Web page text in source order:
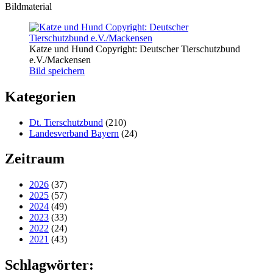
Bildmaterial
Katze und Hund Copyright: Deutscher Tierschutzbund
e.V./Mackensen
Bild speichern
Kategorien
Dt. Tierschutzbund (210)
Landesverband Bayern (24)
Zeitraum
2026 (37)
2025 (57)
2024 (49)
2023 (33)
2022 (24)
2021 (43)
Schlagwörter: